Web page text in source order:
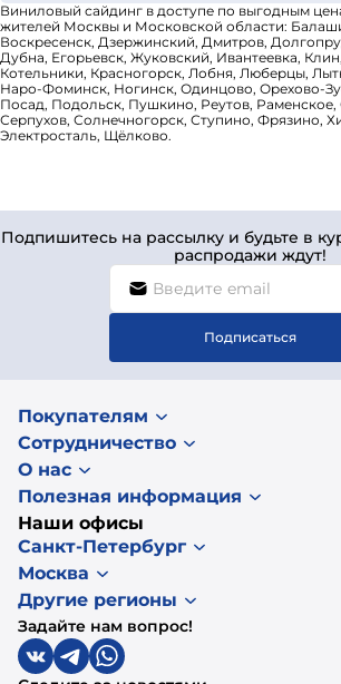
Виниловый сайдинг в доступе по выгодным
жителей Москвы и Московской области:
Воскресенск, Дзержинский, Дмитров,
Дубна, Егорьевск, Жуковский, Ивантеевка,
Котельники, Красногорск, Лобня, Люберцы,
Наро-Фоминск, Ногинск, Одинцово, Орехово-
Посад, Подольск, Пушкино, Реутов, Раменское,
Серпухов, Солнечногорск, Ступино, Фрязино,
Электросталь, Щёлково.
Подпишитесь на рассылку и будьте в
распродажи ждут!
Подписаться
Покупателям
Сотрудничество
О нас
Полезная информация
Наши офисы
Санкт-Петербург
Москва
Другие регионы
Задайте нам вопрос!